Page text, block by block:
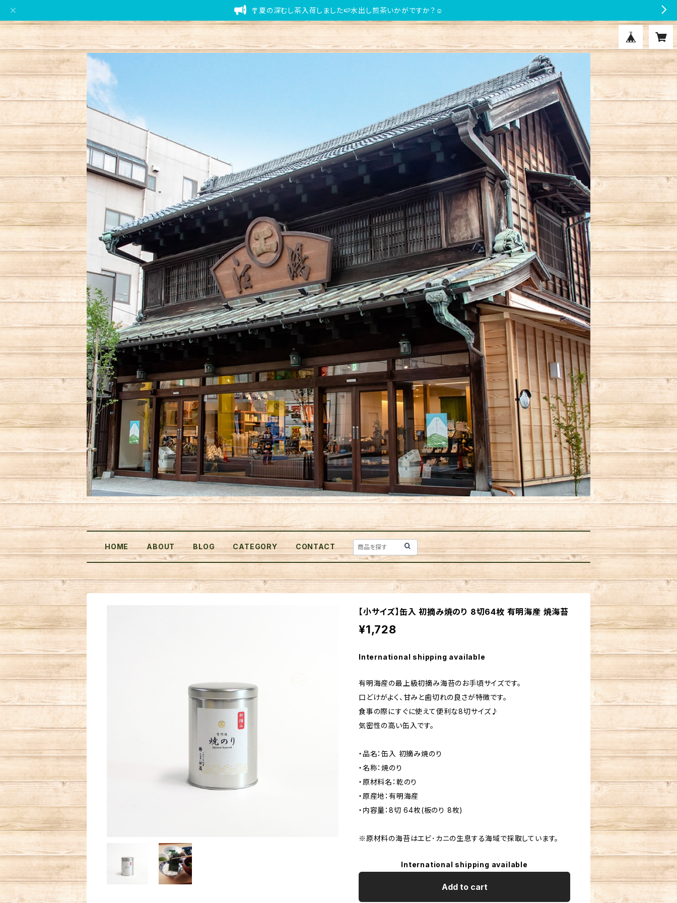
🎐夏の深むし茶入荷しました🍉水出し煎茶いかがですか？☺
HOME ABOUT BLOG CATEGORY CONTACT
【小サイズ】缶入 初摘み焼のり 8切64枚 有明海産 焼海苔
¥1,728
International shipping available
有明海産の最上級初摘み海苔のお手頃サイズです。
口どけがよく、甘みと歯切れの良さが特徴です。
食事の際にすぐに使えて便利な8切サイズ♪
気密性の高い缶入です。
・品名：缶入 初摘み焼のり
・名称：焼のり
・原材料名：乾のり
・原産地：有明海産
・内容量：8切 64枚(板のり 8枚)
※原材料の海苔はエビ･カニの生息する海域で採取しています。
International shipping available
Add to cart